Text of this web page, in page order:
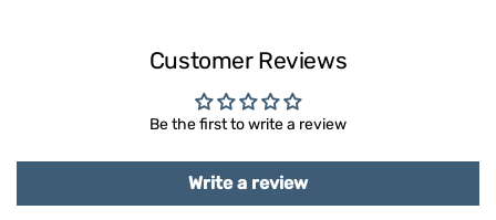
Customer Reviews
Be the first to write a review
Write a review